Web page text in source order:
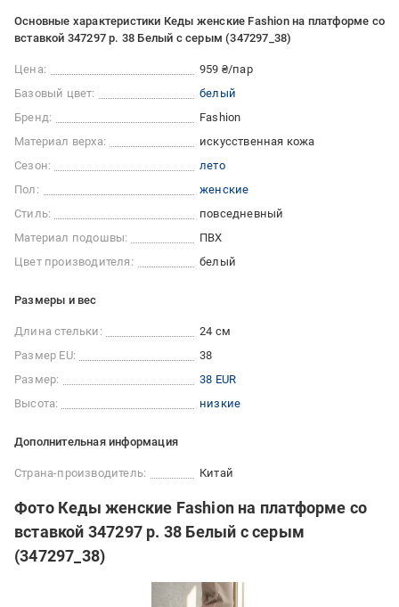
Основные характеристики Кеды женские Fashion на платформе со
вставкой 347297 р. 38 Белый с серым (347297_38)
Цена:
959 ₴/пар
Базовый цвет:
белый
Бренд:
Fashion
Материал верха:
искусственная кожа
Сезон:
лето
Пол:
женские
Стиль:
повседневный
Материал подошвы:
ПВХ
Цвет производителя:
белый
Размеры и вес
Длина стельки:
24 см
Размер EU:
38
Размер:
38 EUR
Высота:
низкие
Дополнительная информация
Страна-производитель: Китай
Фото Кеды женские Fashion на платформе со
вставкой 347297 р. 38 Белый с серым
(347297_38)